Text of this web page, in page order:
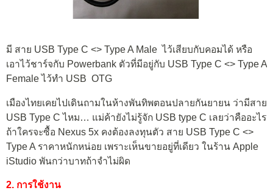
มี สาย USB Type C <> Type A Male ไว้เสียบกับคอมได้ หรือ
เอาไว้ชาร์จกับ Powerbank ตัวที่มีอยู่กับ USB Type C <> Type A
Female ไว้ทำ USB OTG
เมืองไทยเคยไปเดินถามในห้างพันทิพตอนปลายกันยายน ว่ามีสาย
USB Type C ไหม… แม่ค้ายังไม่รู้จัก USB type C เลยว่าคืออะไร
ถ้าใครจะซื้อ Nexus 5x คงต้องลงทุนตัว สาย USB Type C <>
Type A ราคาหนักหน่อย เพราะเห็นขายอยู่ที่เดียว ในร้าน Apple
iStudio พันกว่าบาทถ้าจำไม่ผิด
2. การใช้งาน